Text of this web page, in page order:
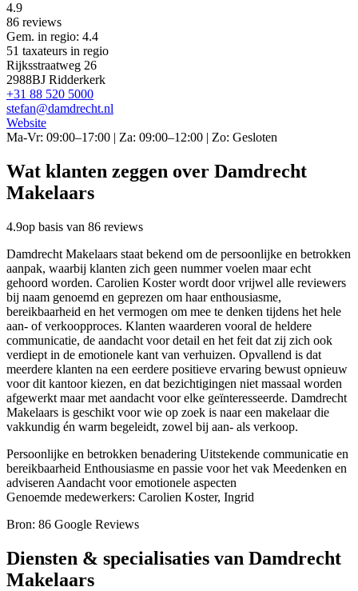
4.9
86 reviews
Gem. in regio: 4.4
51 taxateurs in regio
Rijksstraatweg 26
2988BJ Ridderkerk
+31 88 520 5000
stefan@damdrecht.nl
Website
Ma-Vr: 09:00–17:00 | Za: 09:00–12:00 | Zo: Gesloten
Wat klanten zeggen over Damdrecht
Makelaars
4.9op basis van 86 reviews
Damdrecht Makelaars staat bekend om de persoonlijke en betrokken
aanpak, waarbij klanten zich geen nummer voelen maar echt
gehoord worden. Carolien Koster wordt door vrijwel alle reviewers
bij naam genoemd en geprezen om haar enthousiasme,
bereikbaarheid en het vermogen om mee te denken tijdens het hele
aan- of verkoopproces. Klanten waarderen vooral de heldere
communicatie, de aandacht voor detail en het feit dat zij zich ook
verdiept in de emotionele kant van verhuizen. Opvallend is dat
meerdere klanten na een eerdere positieve ervaring bewust opnieuw
voor dit kantoor kiezen, en dat bezichtigingen niet massaal worden
afgewerkt maar met aandacht voor elke geïnteresseerde. Damdrecht
Makelaars is geschikt voor wie op zoek is naar een makelaar die
vakkundig én warm begeleidt, zowel bij aan- als verkoop.
Persoonlijke en betrokken benadering Uitstekende communicatie en
bereikbaarheid Enthousiasme en passie voor het vak Meedenken en
adviseren Aandacht voor emotionele aspecten
Genoemde medewerkers: Carolien Koster, Ingrid
Bron: 86 Google Reviews
Diensten & specialisaties van Damdrecht
Makelaars